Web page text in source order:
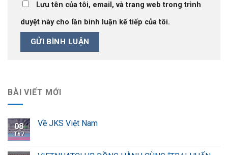
BÀI VIẾT MỚI
08
Th7
Về JKS Việt Nam
Lưu tên của tôi, email, và trang web trong trình
duyệt này cho lần bình luận kế tiếp của tôi.